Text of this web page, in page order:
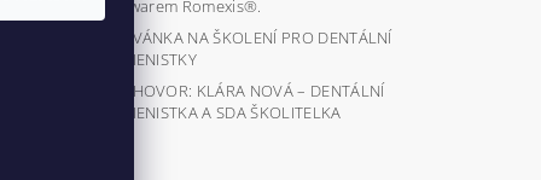
softwarem Romexis®.
POZVÁNKA NA ŠKOLENÍ PRO DENTÁLNÍ
HYGIENISTKY
ROZHOVOR: KLÁRA NOVÁ – DENTÁLNÍ
HYGIENISTKA A SDA ŠKOLITELKA